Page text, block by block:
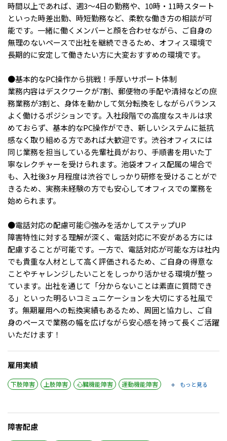
時間以上であれば、週3～4日の勤務や、10時・11時スタート
といった時差出勤、時短勤務など、柔軟な働き方の相談が可
能です。一緒に働くメンバーと顔を合わせながら、ご自身の
無理のないペースで出社を継続できるため、オフィス環境で
長期的に安定して働きたい方に大変おすすめの環境です。
●基本的なPC操作から挑戦！手厚いサポート体制
業務内容はデスクワークが7割、郵便物の手配や清掃などの庶
務業務が3割と、身体を動かして気分転換をしながらバランス
よく働けるポジションです。入社段階での高度なスキルは求
めておらず、基本的なPC操作ができ、新しいシステムに抵抗
感なく取り組める方であれば大歓迎です。渋谷オフィスには
同じ業務を担当している先輩社員がおり、手順書を用いた丁
寧なレクチャーを受けられます。池袋オフィス配属の場合で
も、入社後3ヶ月程度は渋谷でしっかり研修を受けることがで
きるため、実務未経験の方でも安心してオフィスでの業務を
始められます。
●電話対応の配慮可能◎強みを活かしてステップUP
障害特性に対する理解が深く、電話対応に不安がある方には
配慮することが可能です。一方で、電話対応が可能な方は社内
でも貴重な人材として高く評価されるため、ご自身の得意な
ことやチャレンジしたいことをしっかり活かせる環境が整っ
ています。出社を通じて「分からないことは素直に質問でき
る」といった明るいコミュニケーションを大切にする社風で
す。無期雇用への転換実績もあるため、周囲と協力し、ご自
身のペースで業務の幅を広げながら安心感を持って長くご活躍
いただけます！
雇用実績
下肢障害 上肢障害 心臓機能障害 運動機能障害 もっと見る
障害配慮
メニューを閉じる